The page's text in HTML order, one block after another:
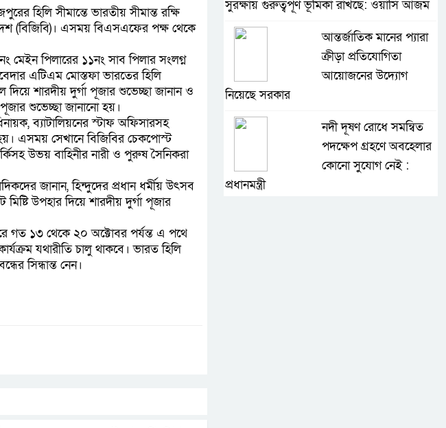
হিলি সীমান্তে ভারতীয় সীমান্ত রক্ষি
(বিজিবি)। এসময় বিএসএফের পক্ষ থেকে
মেইন পিলারের ১১নং সাব পিলার সংলগ্ন
এটিএম মোস্তফা ভারতের হিলি
দিয়ে শারদীয় দুর্গা পূজার শুভেচ্ছা জানান ও
শুভেচ্ছা জানানো হয়।
ব্যাটালিয়নের স্টাফ অফিসারসহ
হয়। এসময় সেখানে বিজিবির চেকপোস্ট
উভয় বাহিনীর নারী ও পুরুষ সৈনিকরা
জানান, হিন্দুদের প্রধান ধর্মীয় উৎসব
উপহার দিয়ে শারদীয় দুর্গা পূজার
গত ১৩ থেকে ২০ অক্টোবর পর্যন্ত এ পথে
যথারীতি চালু থাকবে। ভারত হিলি
সিন্ধান্ত নেন।
সুরক্ষায় গুরুত্বপূর্ণ ভূমিকা রাখছে: ওয়াসি আজম
আন্তর্জাতিক মানের প্যারা
ক্রীড়া প্রতিযোগিতা
আয়োজনের উদ্যোগ
নিয়েছে সরকার
নদী দূষণ রোধে সমন্বিত
পদক্ষেপ গ্রহণে অবহেলার
কোনো সুযোগ নেই :
প্রধানমন্ত্রী